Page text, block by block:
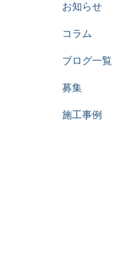
お知らせ
コラム
ブログ一覧
募集
施工事例